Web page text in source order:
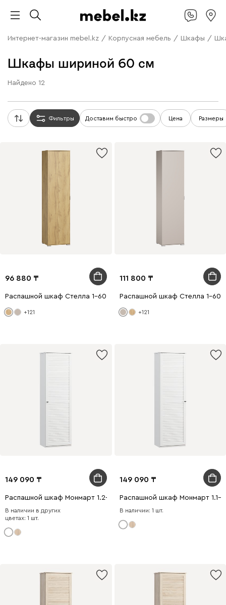
Интернет-магазин mebel.kz / Корпусная мебель / Шкафы /
Шкафы шириной 60 см
Найдено 12
Фильтры Доставим быстро Цена Размеры
96 880
Распашной шкаф Стелла 1-60x240 Дуб Золотистый
+121
111 800
Распашной шкаф Стелла 1-
+121
149 090
Распашной шкаф Монмарт 1.2-60x200 Белый
В наличии в других
цветах: 1 шт.
149 090
Распашной шкаф Монмарт 1.1-
В наличии: 1 шт.